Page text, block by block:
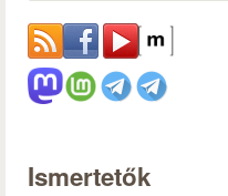
Ismertetők